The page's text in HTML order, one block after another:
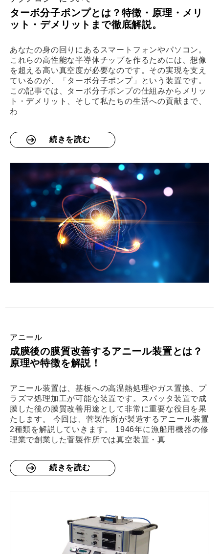
ターボ分子ポンプとは？特徴・原理・メリ
ット・デメリットまで徹底解説。
あなたの身の回りにあるスマートフォンやパソコン。
これらの高性能な半導体チップを作るためには、想像
を超える高い真空度が必要なのです。その実現を支え
ているのが、「ターボ分子ポンプ」という装置です。
この記事では、ターボ分子ポンプの仕組みからメリッ
ト・デメリット、そして私たちの生活への貢献まで、
わ
続きを読む
アニール
成膜後の膜質改善するアニール装置とは？
原理や特徴を解説！
アニール装置は、基板への高温熱処理やガス置換、プ
ラズマ処理加工が可能な装置です。スパッタ装置で成
膜した後の膜質改善用途として非常に重要な役目を果
たします。 今回は、菅製作所が製造するアニール装置
2種類を解説していきます。 1946年に漁船用機器の修
理業で創業した菅製作所では真空装置・真
続きを読む